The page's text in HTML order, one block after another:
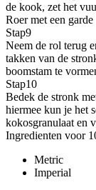
de kook, zet het
Roer met een
Stap9
Neem de rol terug
takken van de
boomstam te
Stap10
Bedek de stronk
hiermee kun je het
kokosgranulaat en
Ingredienten voor
Metric
Imperial